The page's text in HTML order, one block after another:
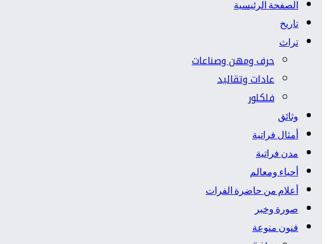
الصفحة الرئيسية
تاريخ
تراث
حرف ومهن وصناعات
عادات وتقاليد
فلكلور
وثائق
أمثال فراتية
مدن فراتية
أحياء ومعالم
أعلام من حاضرة الفرات
صورة وخبر
فنون منوعة